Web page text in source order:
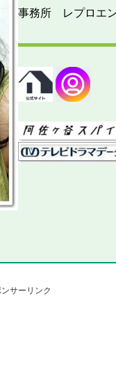
事務所 レプロエ
サーリンク